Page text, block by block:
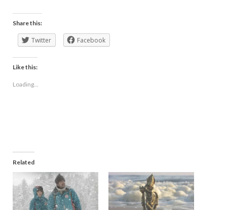
Share this:
Twitter Facebook
Like this:
Loading...
Related